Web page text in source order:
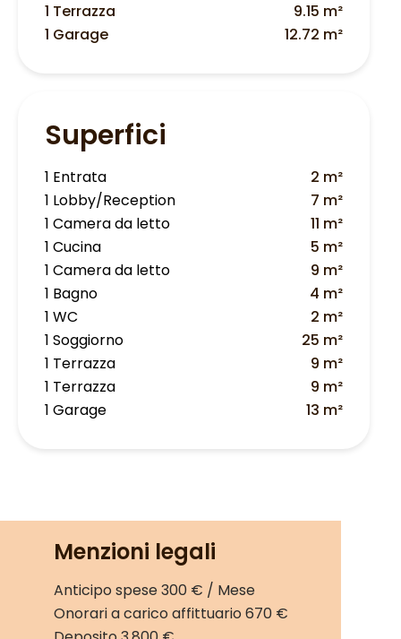
1 Terrazza
9.15 m²
1 Garage
12.72 m²
Superfici
1 Entrata
2 m²
1 Lobby/Reception
7 m²
1 Camera da letto
11 m²
1 Cucina
5 m²
1 Camera da letto
9 m²
1 Bagno
4 m²
1 WC
2 m²
1 Soggiorno
25 m²
1 Terrazza
9 m²
1 Terrazza
9 m²
1 Garage
13 m²
Menzioni legali
Anticipo spese300 € / Mese
Onorari a carico affittuario670 €